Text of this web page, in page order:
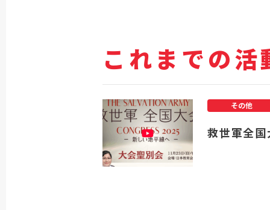
これまでの活
救世軍全
その他